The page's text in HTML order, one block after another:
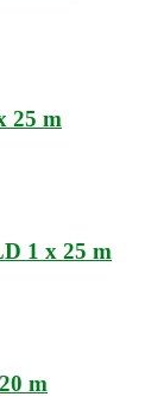
25 m
1 x 25 m
m